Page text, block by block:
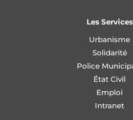
Les Services
Urbanisme
Solidarité
Police
État Civil
Emploi
Intranet